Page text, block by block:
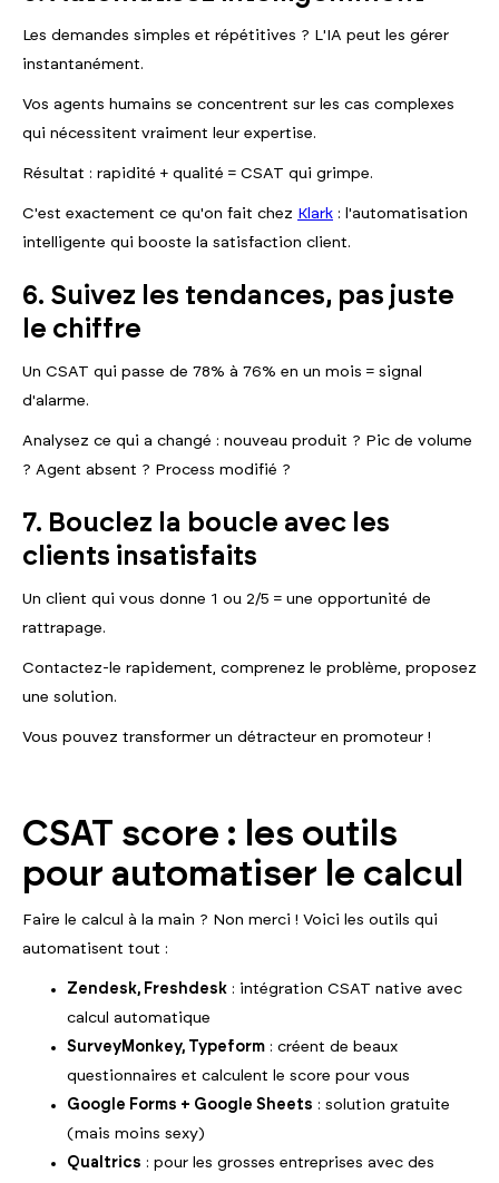
Les demandes simples et répétitives ? L'IA peut les gérer
instantanément.
Vos agents humains se concentrent sur les cas complexes
qui nécessitent vraiment leur expertise.
Résultat : rapidité + qualité = CSAT qui grimpe.
C'est exactement ce qu'on fait chez Klark : l'automatisation
intelligente qui booste la satisfaction client.
6. Suivez les tendances, pas juste
le chiffre
Un CSAT qui passe de 78% à 76% en un mois = signal
d'alarme.
Analysez ce qui a changé : nouveau produit ? Pic de volume
? Agent absent ? Process modifié ?
7. Bouclez la boucle avec les
clients insatisfaits
Un client qui vous donne 1 ou 2/5 = une opportunité de
rattrapage.
Contactez-le rapidement, comprenez le problème, proposez
une solution.
Vous pouvez transformer un détracteur en promoteur !
CSAT score : les outils
pour automatiser le calcul
Faire le calcul à la main ? Non merci ! Voici les outils qui
automatisent tout :
Zendesk, Freshdesk : intégration CSAT native avec
calcul automatique
SurveyMonkey, Typeform : créent de beaux
questionnaires et calculent le score pour vous
Google Forms + Google Sheets : solution gratuite
(mais moins sexy)
Qualtrics : pour les grosses entreprises avec des